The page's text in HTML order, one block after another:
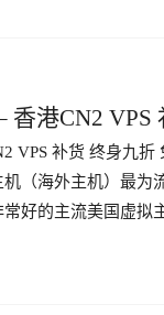
香港CN2 VPS
宽
VPS 补货 终身九
（海外主机）最为
常好的主流美国虚